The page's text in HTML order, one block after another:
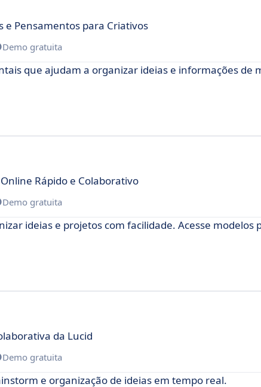
e Pensamentos para Criativos
Demo gratuita
que ajudam a organizar ideias e informações de
Rápido e Colaborativo
Demo gratuita
ideias e projetos com facilidade. Acesse
da Lucid
Demo gratuita
e organização de ideias em tempo real.